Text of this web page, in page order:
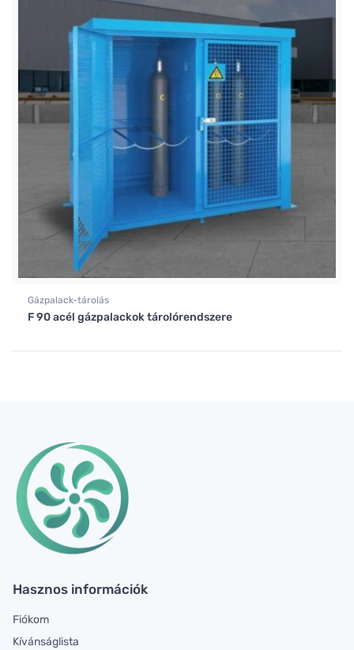
Gázpalack-tárolás
F 90 acél gázpalackok tárolórendszere
Hasznos információk
Fiókom
Kívánságlista